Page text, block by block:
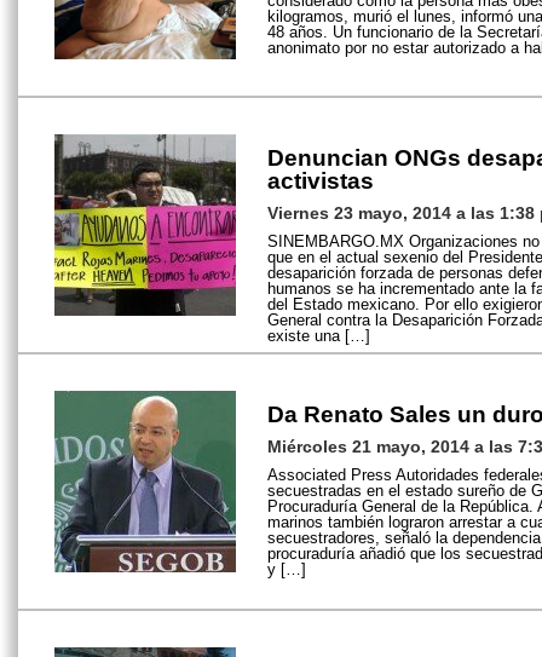
kilogramos, murió el lunes, informó
48 años. Un funcionario de la
anonimato por no estar autorizado a
Denuncian ONGs
activistas
Viernes 23 mayo, 2014 a las 1:38
SINEMBARGO.MX Organizaciones
que en el actual sexenio del
desaparición forzada de personas
humanos se ha incrementado ante la
del Estado mexicano. Por ello
General contra la Desaparición
existe una […]
Da Renato Sales un
Miércoles 21 mayo, 2014 a las
Associated Press Autoridades
secuestradas en el estado sureño de
Procuraduría General de la
marinos también lograron arrestar a
secuestradores, señaló la
procuraduría añadió que los
y […]